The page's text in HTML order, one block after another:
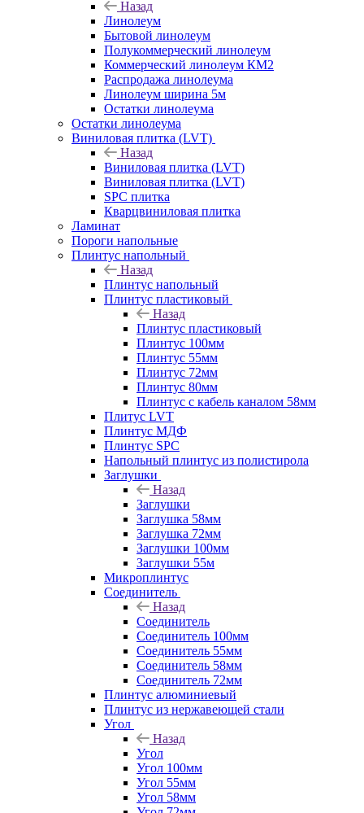
Назад
Линолеум
Бытовой линолеум
Полукоммерческий линолеум
Коммерческий линолеум КМ2
Распродажа линолеума
Линолеум ширина 5м
Остатки линолеума
Остатки линолеума
Виниловая плитка (LVT)
Назад
Виниловая плитка (LVT)
Виниловая плитка (LVT)
SPC плитка
Кварцвиниловая плитка
Ламинат
Пороги напольные
Плинтус напольный
Назад
Плинтус напольный
Плинтус пластиковый
Назад
Плинтус пластиковый
Плинтус 100мм
Плинтус 55мм
Плинтус 72мм
Плинтус 80мм
Плинтус с кабель каналом 58мм
Плитус LVT
Плинтус МДФ
Плинтус SPC
Напольный плинтус из полистирола
Заглушки
Назад
Заглушки
Заглушка 58мм
Заглушка 72мм
Заглушки 100мм
Заглушки 55м
Микроплинтус
Соединитель
Назад
Соединитель
Соединитель 100мм
Соединитель 55мм
Соединитель 58мм
Соединитель 72мм
Плинтус алюминиевый
Плинтус из нержавеющей стали
Угол
Назад
Угол
Угол 100мм
Угол 55мм
Угол 58мм